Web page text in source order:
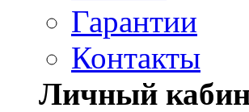
Гарантии
Контакты
Личный